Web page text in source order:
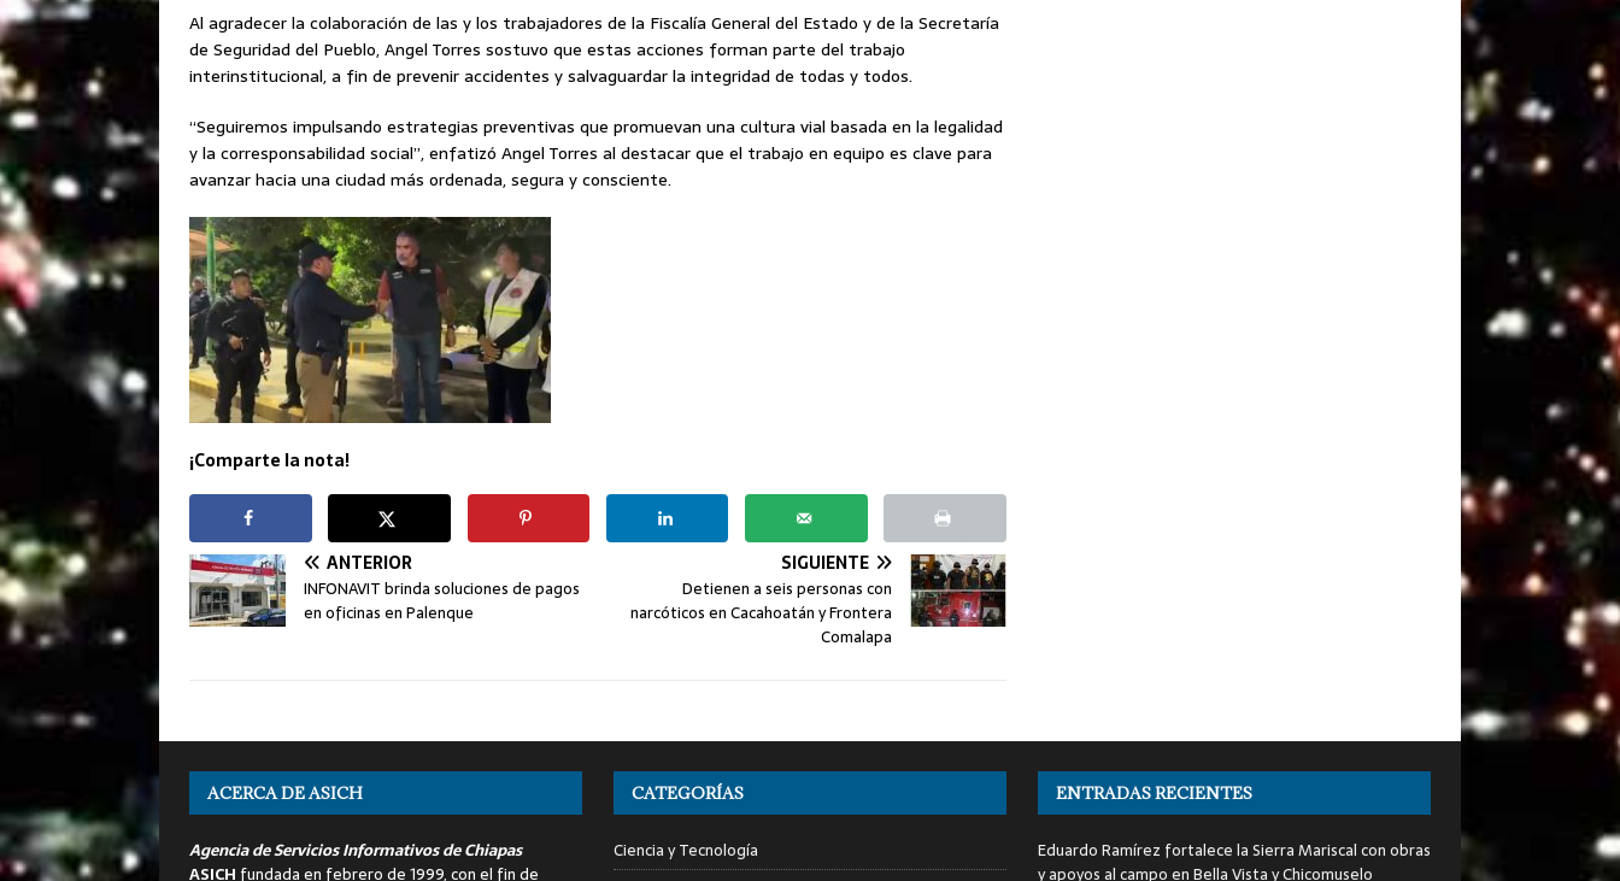
Al agradecer la colaboración de las y los trabajadores de la Fiscalía General del Estado y de la Secretaría
de Seguridad del Pueblo, Angel Torres sostuvo que estas acciones forman parte del trabajo
interinstitucional, a fin de prevenir accidentes y salvaguardar la integridad de todas y todos.
“Seguiremos impulsando estrategias preventivas que promuevan una cultura vial basada en la legalidad
y la corresponsabilidad social”, enfatizó Angel Torres al destacar que el trabajo en equipo es clave para
avanzar hacia una ciudad más ordenada, segura y consciente.
¡Comparte la nota!
ANTERIOR
INFONAVIT brinda soluciones de pagos
en oficinas en Palenque
SIGUIENTE
Detienen a seis personas con
narcóticos en Cacahoatán y Frontera
Comalapa
ACERCA DE ASICH
Agencia de Servicios Informativos de Chiapas
ASICH fundada en febrero de 1999, con el fin de
CATEGORÍAS
Ciencia y Tecnología
ENTRADAS RECIENTES
Eduardo Ramírez fortalece la Sierra Mariscal con obras
y apoyos al campo en Bella Vista y Chicomuselo